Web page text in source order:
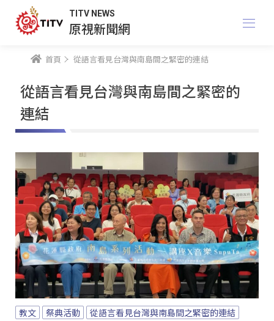
TITV NEWS
原視新聞網
首頁 從語言看見台灣與南島間之緊密的連結
從語言看見台灣與南島間之緊密的
連結
教文 祭典活動
從語言看見台灣與南島間之緊密的連結